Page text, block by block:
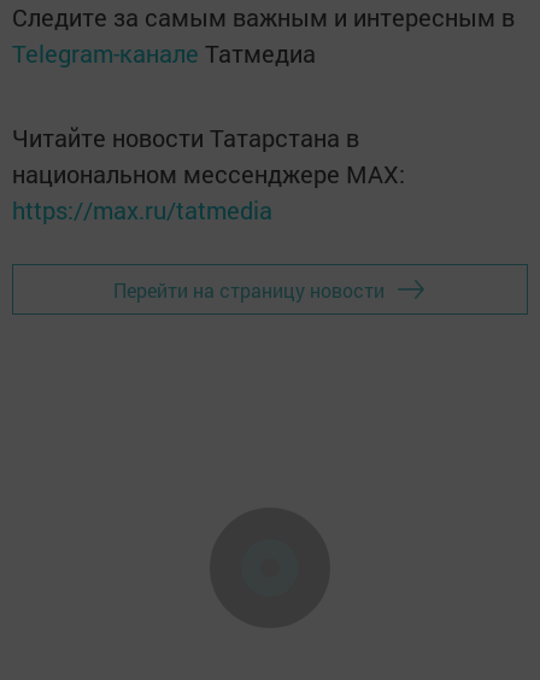
Следите за самым важным и интересным в
Telegram-канале Татмедиа
Читайте новости Татарстана в
национальном мессенджере MАХ:
https://max.ru/tatmedia
Перейти на страницу новости